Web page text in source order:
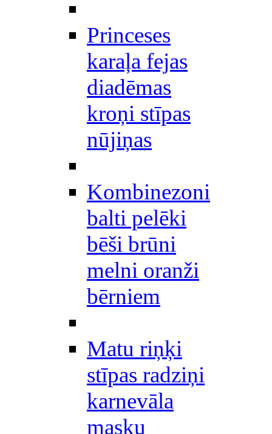
Princeses
karaļa fejas
diadēmas
kroņi stīpas
nūjiņas
Kombinezoni
balti pelēki
bēši brūni
melni oranži
bērniem
Matu riņķi
stīpas radziņi
karnevāla
masku